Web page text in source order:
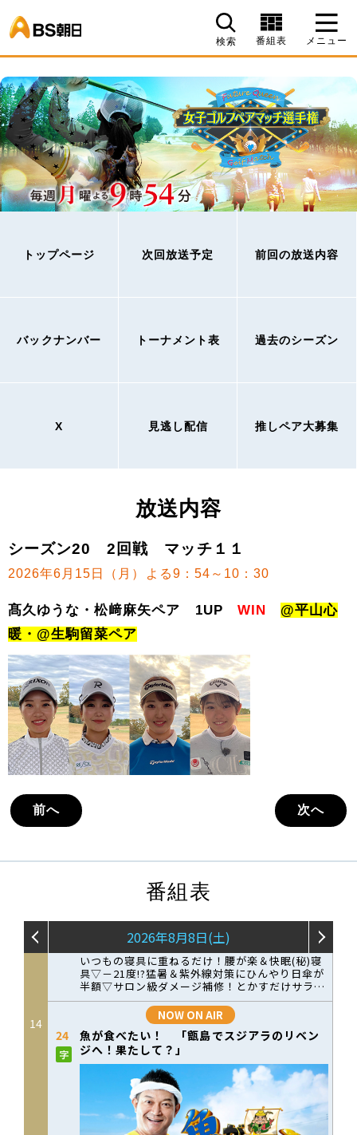
検索 番組表 メニュー
トップページ 次回放送予定 前回の放送内容
バックナンバー トーナメント表 過去のシーズン
X 見逃し配信 推しペア大募集
放送内容
シーズン20 2回戦 マッチ１１
2026年6月15日（月）よる9：54～10：30
髙久ゆうな・松﨑麻矢ペア 1UP WIN
@平山心
暖・@生駒留菜ペア
前へ 次へ
番組表